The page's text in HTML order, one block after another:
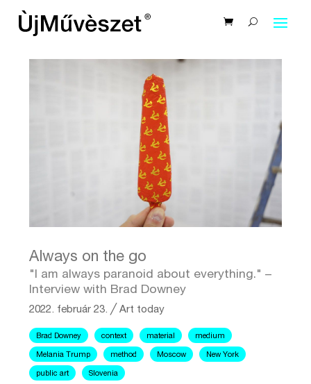
Always on the go
"I am always paranoid about everything." –
Interview with Brad Downey
2022. február 23. ╱Art today
Brad Downey context material medium
Melania Trump method Moscow New York
public art Slovenia